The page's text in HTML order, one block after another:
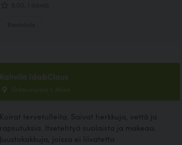
Kahvila Ida&Claus
Sirkesalontie 1, Akaa
Koirat tervetulleita. Saivat herkkuja, vettä ja
rapsutuksia. Itsetehtyä suolaista ja makeaa.
Juustokakkuja, joissa ei liivatetta